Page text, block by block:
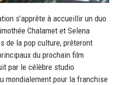
s’apprête à accueillir un duo
Chalamet et Selena
de la pop culture, prêteront
du prochain film
par le célèbre studio
mondialement pour la franchise